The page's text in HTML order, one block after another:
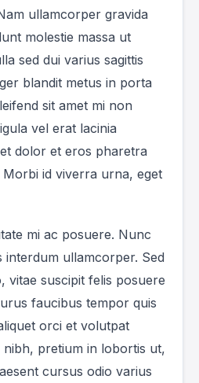
ullamcorper gravida
molestie massa ut
sed dui varius sagittis
blandit metus in porta
sit amet mi non
vel erat lacinia
dolor et eros pharetra
id viverra urna, eget
mi ac posuere. Nunc
interdum ullamcorper. Sed
vitae suscipit felis posuere
faucibus tempor quis
orci et volutpat
pretium in lobortis ut,
cursus odio varius